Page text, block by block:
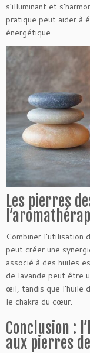
s’illuminant et
pratique peut aider à
énergétique.
Les pierres
Combiner l’utilisation
peut créer une
associé à des huiles
de lavande peut être
œil, tandis que l’huile
le chakra du cœur.
Conclusion :
aux pierres